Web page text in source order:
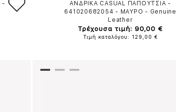
-
ΑΝΔΡΙΚΑ CASUAL ΠΑΠΟΥΤΣΙΑ -
641020682054 - ΜΑΥΡΟ - Genuine
Leather
Τρέχουσα τιμή: 90,00 €
Τιμή καταλόγου: 129,00 €